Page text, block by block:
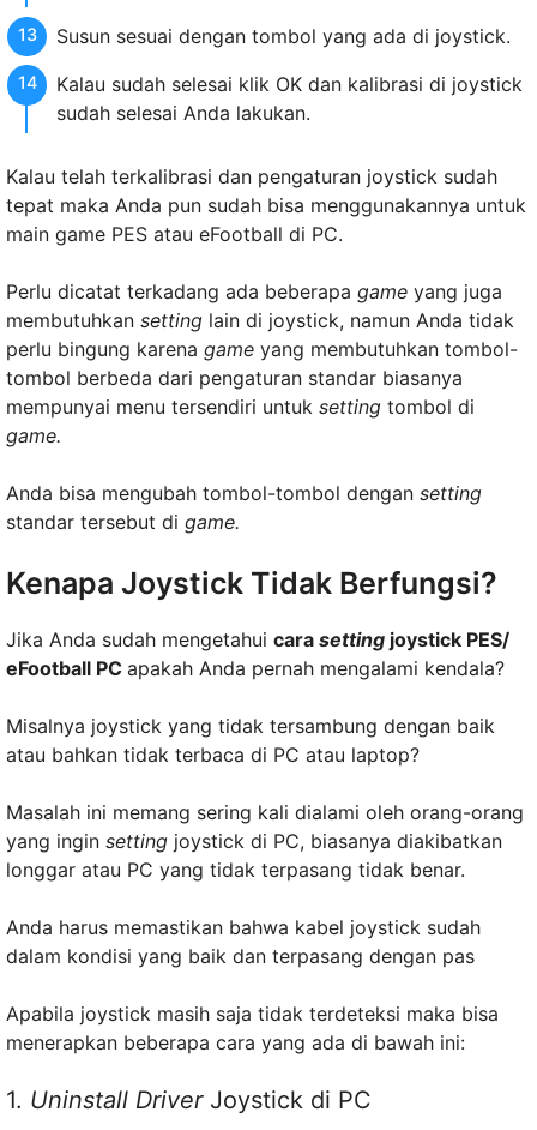
Susun sesuai dengan tombol yang ada di joystick.
Kalau sudah selesai klik OK dan kalibrasi di joystick
sudah selesai Anda lakukan.
Kalau telah terkalibrasi dan pengaturan joystick sudah
tepat maka Anda pun sudah bisa menggunakannya untuk
main game PES atau eFootball di PC.
Perlu dicatat terkadang ada beberapa game yang juga
membutuhkan setting lain di joystick, namun Anda tidak
perlu bingung karena game yang membutuhkan tombol-
tombol berbeda dari pengaturan standar biasanya
mempunyai menu tersendiri untuk setting tombol di
game.
Anda bisa mengubah tombol-tombol dengan setting
standar tersebut di game.
Kenapa Joystick Tidak Berfungsi?
Jika Anda sudah mengetahui cara setting joystick PES/
eFootball PC apakah Anda pernah mengalami kendala?
Misalnya joystick yang tidak tersambung dengan baik
atau bahkan tidak terbaca di PC atau laptop?
Masalah ini memang sering kali dialami oleh orang-orang
yang ingin setting joystick di PC, biasanya diakibatkan
longgar atau PC yang tidak terpasang tidak benar.
Anda harus memastikan bahwa kabel joystick sudah
dalam kondisi yang baik dan terpasang dengan pas
Apabila joystick masih saja tidak terdeteksi maka bisa
menerapkan beberapa cara yang ada di bawah ini:
1. Uninstall DriverJoystick di PC